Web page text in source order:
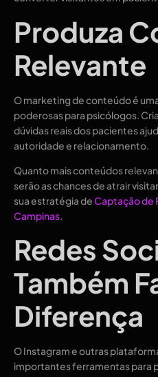
Produza
Relevante
O marketing de conteúdo é
poderosas para psicólogos.
dúvidas reais dos pacientes
autoridade e relacionamento.
Quanto mais conteúdos
serão as chances de atrair
sua estratégia deCaptação de
Campinas.
Redes
Também
Diferença
O Instagram e outras
importantes ferramentas para